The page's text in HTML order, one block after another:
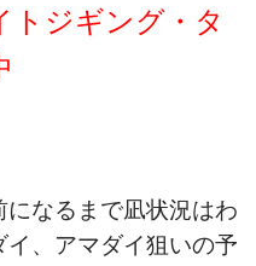
ジギング・タ
なるまで凪状況はわ
、アマダイ狙いの予